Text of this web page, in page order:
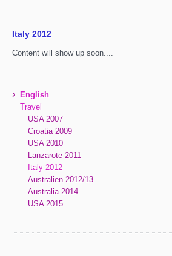
Italy 2012
Content will show up soon....
›
English
Travel
USA 2007
Croatia 2009
USA 2010
Lanzarote 2011
Italy 2012
Australien 2012/13
Australia 2014
USA 2015